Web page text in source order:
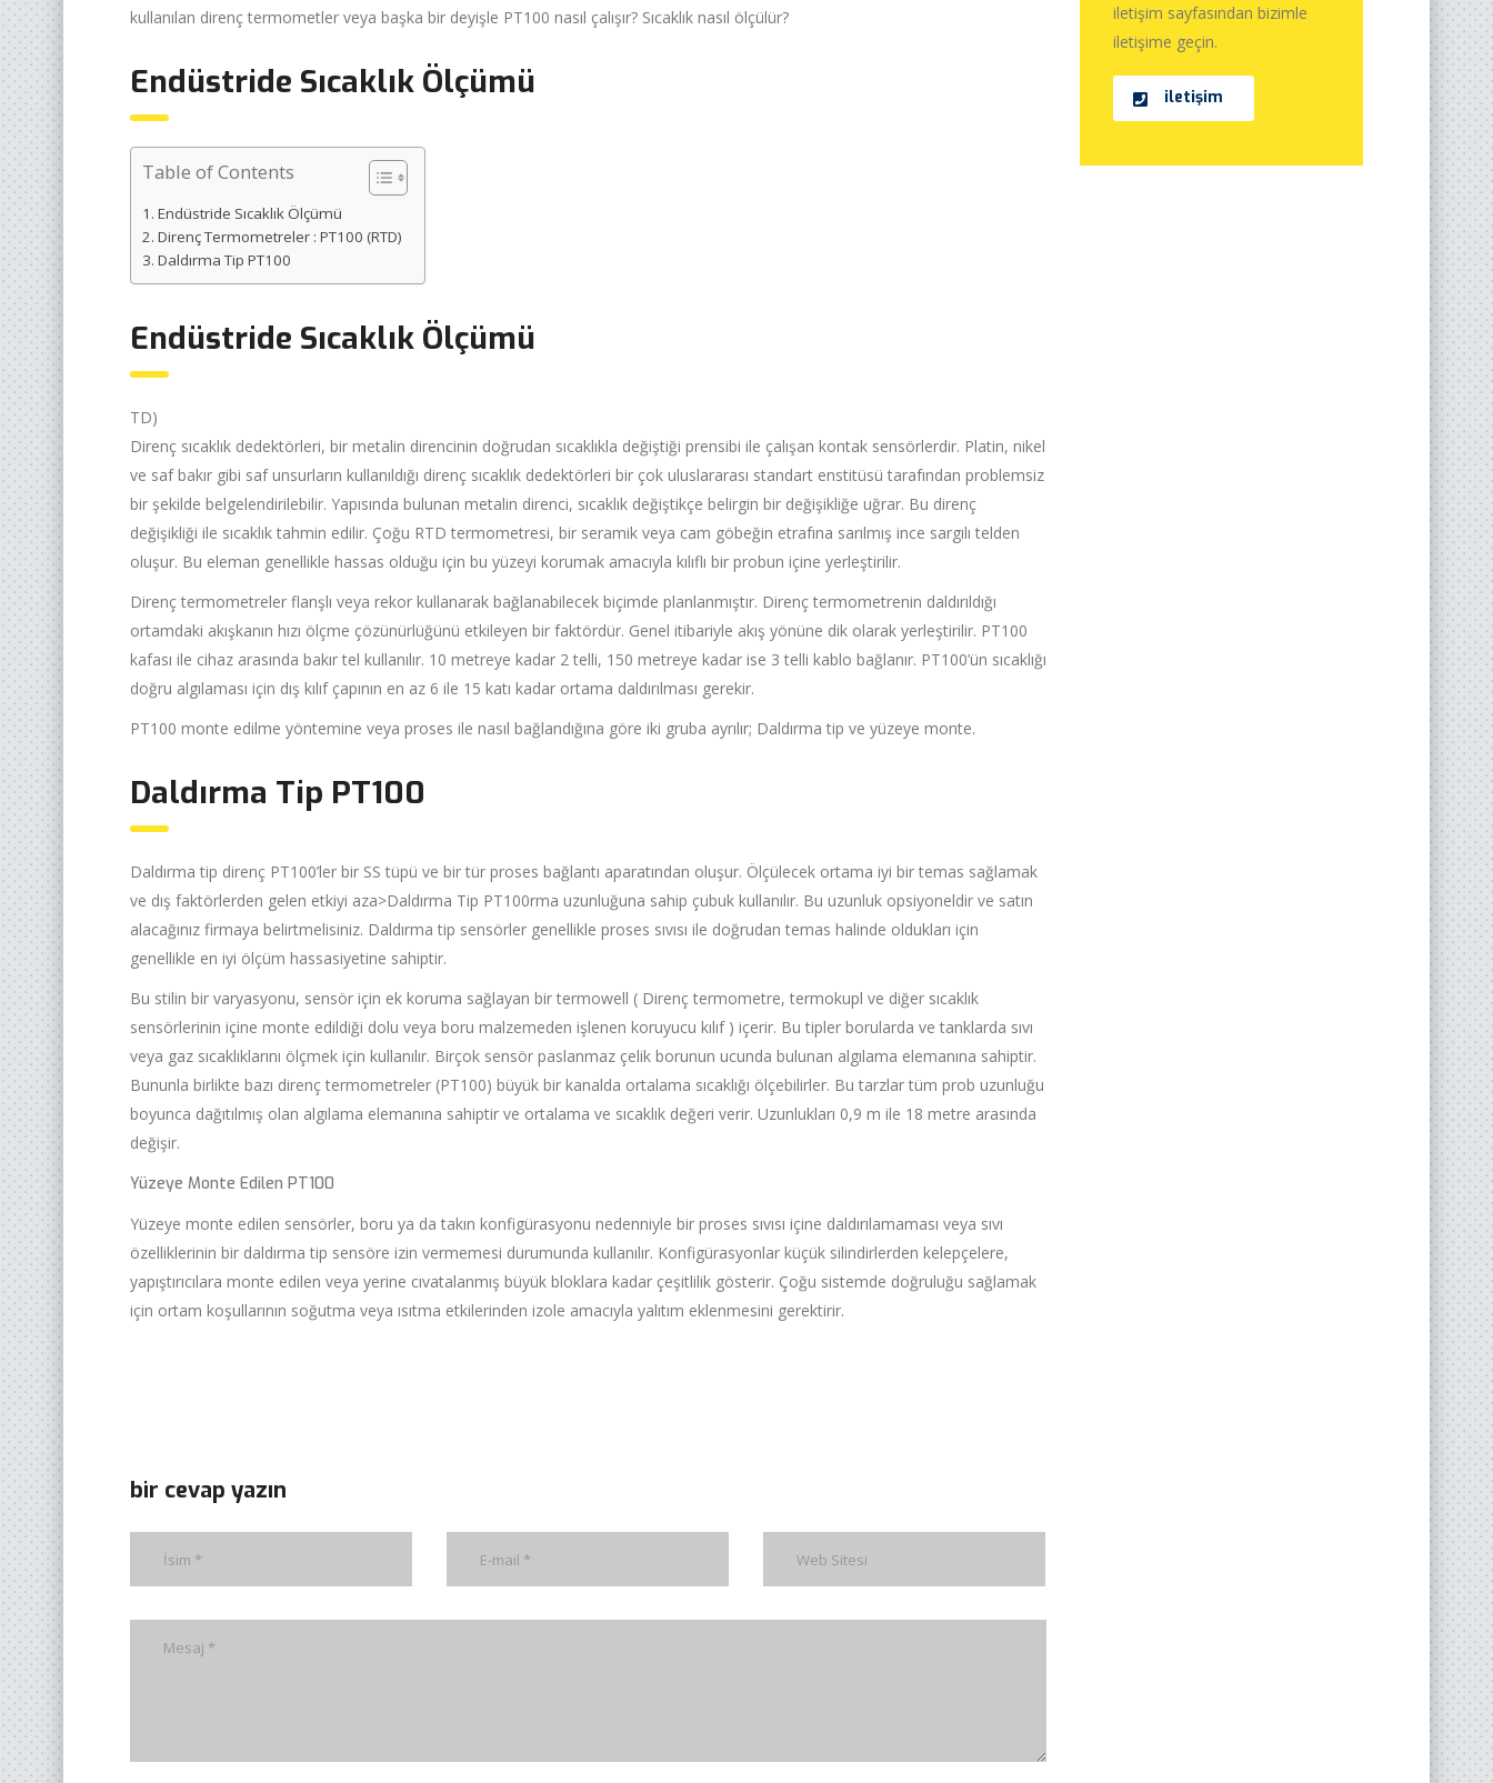
kullanılan direnç termometler veya başka bir deyişle PT100 nasıl çalışır? Sıcaklık nasıl ölçülür?
Endüstride Sıcaklık Ölçümü
Table of Contents
Endüstride Sıcaklık Ölçümü
Direnç Termometreler : PT100 (RTD)
Daldırma Tip PT100
Endüstride Sıcaklık Ölçümü
TD)
Direnç sıcaklık dedektörleri, bir metalin direncinin doğrudan sıcaklıkla değiştiği prensibi ile çalışan kontak sensörlerdir. Platin, nikel
ve saf bakır gibi saf unsurların kullanıldığı direnç sıcaklık dedektörleri bir çok uluslararası standart enstitüsü tarafından problemsiz
bir şekilde belgelendirilebilir. Yapısında bulunan metalin direnci, sıcaklık değiştikçe belirgin bir değişikliğe uğrar. Bu direnç
değişikliği ile sıcaklık tahmin edilir. Çoğu RTD termometresi, bir seramik veya cam göbeğin etrafına sarılmış ince sargılı telden
oluşur. Bu eleman genellikle hassas olduğu için bu yüzeyi korumak amacıyla kılıflı bir probun içine yerleştirilir.
Direnç termometreler flanşlı veya rekor kullanarak bağlanabilecek biçimde planlanmıştır. Direnç termometrenin daldırıldığı
ortamdaki akışkanın hızı ölçme çözünürlüğünü etkileyen bir faktördür. Genel itibariyle akış yönüne dik olarak yerleştirilir. PT100
kafası ile cihaz arasında bakır tel kullanılır. 10 metreye kadar 2 telli, 150 metreye kadar ise 3 telli kablo bağlanır. PT100’ün sıcaklığı
doğru algılaması için dış kılıf çapının en az 6 ile 15 katı kadar ortama daldırılması gerekir.
PT100 monte edilme yöntemine veya proses ile nasıl bağlandığına göre iki gruba ayrılır; Daldırma tip ve yüzeye monte.
Daldırma Tip PT100
Daldırma tip direnç PT100’ler bir SS tüpü ve bir tür proses bağlantı aparatından oluşur. Ölçülecek ortama iyi bir temas sağlamak
ve dış faktörlerden gelen etkiyi aza>Daldırma Tip PT100rma uzunluğuna sahip çubuk kullanılır. Bu uzunluk opsiyoneldir ve satın
alacağınız firmaya belirtmelisiniz. Daldırma tip sensörler genellikle proses sıvısı ile doğrudan temas halinde oldukları için
genellikle en iyi ölçüm hassasiyetine sahiptir.
Bu stilin bir varyasyonu, sensör için ek koruma sağlayan bir termowell ( Direnç termometre, termokupl ve diğer sıcaklık
sensörlerinin içine monte edildiği dolu veya boru malzemeden işlenen koruyucu kılıf ) içerir. Bu tipler borularda ve tanklarda sıvı
veya gaz sıcaklıklarını ölçmek için kullanılır. Birçok sensör paslanmaz çelik borunun ucunda bulunan algılama elemanına sahiptir.
Bununla birlikte bazı direnç termometreler (PT100) büyük bir kanalda ortalama sıcaklığı ölçebilirler. Bu tarzlar tüm prob uzunluğu
boyunca dağıtılmış olan algılama elemanına sahiptir ve ortalama ve sıcaklık değeri verir. Uzunlukları 0,9 m ile 18 metre arasında
değişir.
Yüzeye Monte Edilen PT100
Yüzeye monte edilen sensörler, boru ya da takın konfigürasyonu nedenniyle bir proses sıvısı içine daldırılamaması veya sıvı
özelliklerinin bir daldırma tip sensöre izin vermemesi durumunda kullanılır. Konfigürasyonlar küçük silindirlerden kelepçelere,
yapıştırıcılara monte edilen veya yerine cıvatalanmış büyük bloklara kadar çeşitlilik gösterir. Çoğu sistemde doğruluğu sağlamak
için ortam koşullarının soğutma veya ısıtma etkilerinden izole amacıyla yalıtım eklenmesini gerektirir.
bir cevap yazın
iletişim sayfasından bizimle
iletişime geçin.
iletişim